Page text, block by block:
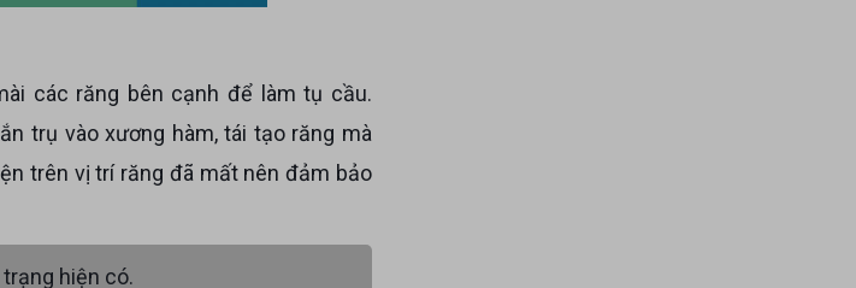
các răng bên cạnh để làm tụ cầu.
trụ vào xương hàm, tái tạo răng mà
trên vị trí răng đã mất nên đảm bảo
hiện có.